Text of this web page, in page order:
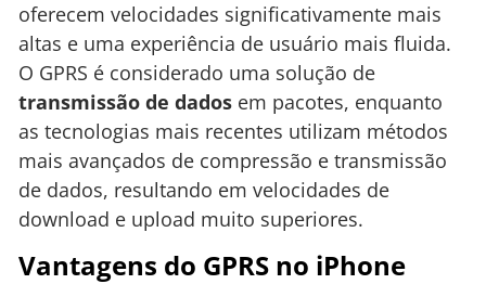
oferecem velocidades significativamente mais
altas e uma experiência de usuário mais fluida.
O GPRS é considerado uma solução de
transmissão de dados em pacotes, enquanto
as tecnologias mais recentes utilizam métodos
mais avançados de compressão e transmissão
de dados, resultando em velocidades de
download e upload muito superiores.
Vantagens do GPRS no iPhone